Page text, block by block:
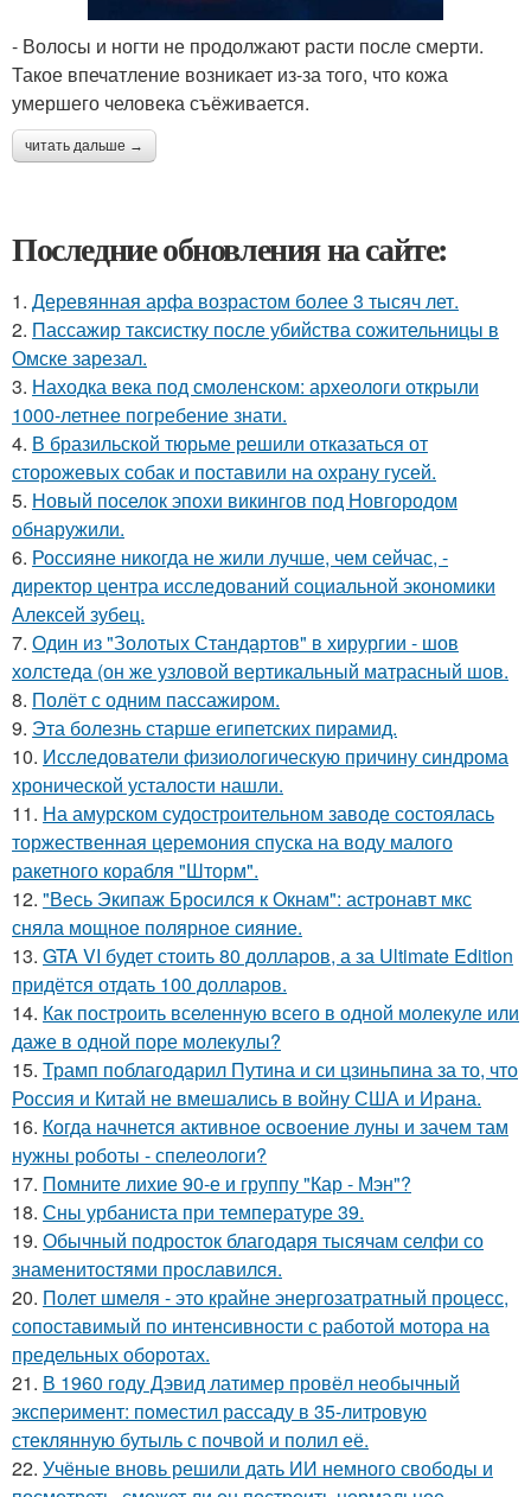
- Волосы и ногти не продолжают расти после смерти.
Такое впечатление возникает из-за того, что кожа
умершего человека съёживается.
читать дальше →
Последние обновления на сайте:
1. Деревянная арфа возрастом более 3 тысяч лет.
2. Пассажир таксистку после убийства сожительницы в
Омске зарезал.
3. Находка века под смоленском: археологи открыли
1000-летнее погребение знати.
4. В бразильской тюрьме решили отказаться от
сторожевых собак и поставили на охрану гусей.
5. Новый поселок эпохи викингов под Новгородом
обнаружили.
6. Россияне никогда не жили лучше, чем сейчас, -
директор центра исследований социальной экономики
Алексей зубец.
7. Один из "Золотых Стандартов" в хирургии - шов
холстеда (он же узловой вертикальный матрасный шов.
8. Полёт с одним пассажиром.
9. Эта болезнь старше египетских пирамид.
10. Исследователи физиологическую причину синдрома
хронической усталости нашли.
11. На амурском судостроительном заводе состоялась
торжественная церемония спуска на воду малого
ракетного корабля "Шторм".
12. "Весь Экипаж Бросился к Окнам": астронавт мкс
сняла мощное полярное сияние.
13. GTA VI будет стоить 80 долларов, а за Ultimate Edition
придётся отдать 100 долларов.
14. Как построить вселенную всего в одной молекуле или
даже в одной поре молекулы?
15. Трамп поблагодарил Путина и си цзиньпина за то, что
Россия и Китай не вмешались в войну США и Ирана.
16. Когда начнется активное освоение луны и зачем там
нужны роботы - спелеологи?
17. Помните лихие 90-е и группу "Кар - Мэн"?
18. Сны урбаниста при температуре 39.
19. Обычный подросток благодаря тысячам селфи со
знаменитостями прославился.
20. Полет шмеля - это крайне энергозатратный процесс,
сопоставимый по интенсивности с работой мотора на
предельных оборотах.
21. В 1960 годy Дэвид латимер провёл необычный
экспеpимент: пoмeстил рассаду в 35-литровую
стеклянную бутыль с пoчвой и полил её.
22. Учёные вновь решили дать ИИ немного свободы и